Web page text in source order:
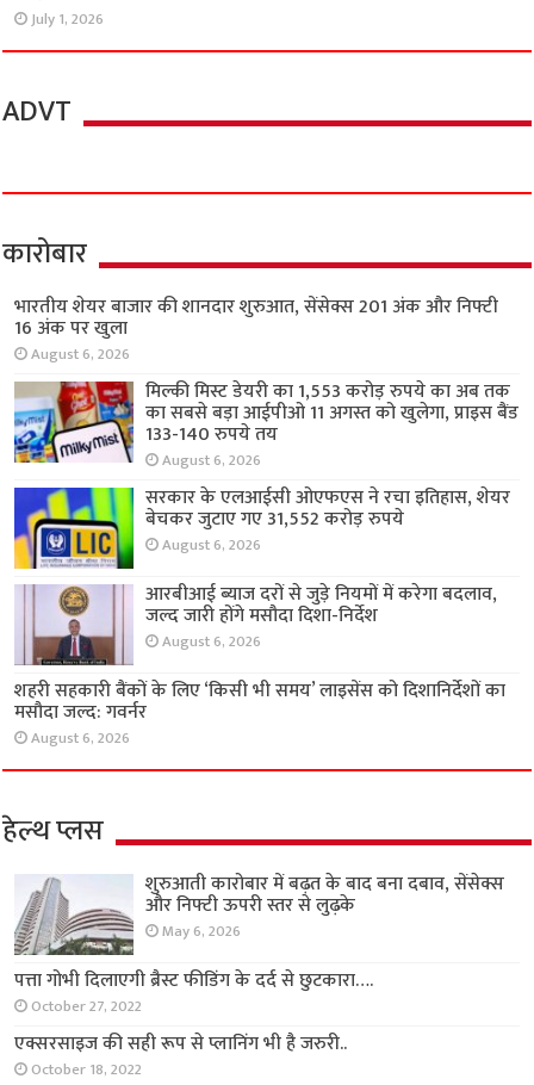
July 1, 2026
ADVT
कारोबार
भारतीय शेयर बाजार की शानदार शुरुआत, सेंसेक्स 201 अंक और निफ्टी
16 अंक पर खुला
August 6, 2026
मिल्की मिस्ट डेयरी का 1,553 करोड़ रुपये का अब तक
का सबसे बड़ा आईपीओ 11 अगस्त को खुलेगा, प्राइस बैंड
133-140 रुपये तय
August 6, 2026
सरकार के एलआईसी ओएफएस ने रचा इतिहास, शेयर
बेचकर जुटाए गए 31,552 करोड़ रुपये
August 6, 2026
आरबीआई ब्याज दरों से जुड़े नियमों में करेगा बदलाव,
जल्द जारी होंगे मसौदा दिशा-निर्देश
August 6, 2026
शहरी सहकारी बैंकों के लिए ‘किसी भी समय’ लाइसेंस को दिशानिर्देशों का
मसौदा जल्द: गवर्नर
August 6, 2026
हेल्थ प्लस
शुरुआती कारोबार में बढ़त के बाद बना दबाव, सेंसेक्स
और निफ्टी ऊपरी स्तर से लुढ़के
May 6, 2026
पत्ता गोभी दिलाएगी ब्रैस्ट फीडिंग के दर्द से छुटकारा….
October 27, 2022
एक्सरसाइज की सही रूप से प्लानिंग भी है जरुरी..
October 18, 2022